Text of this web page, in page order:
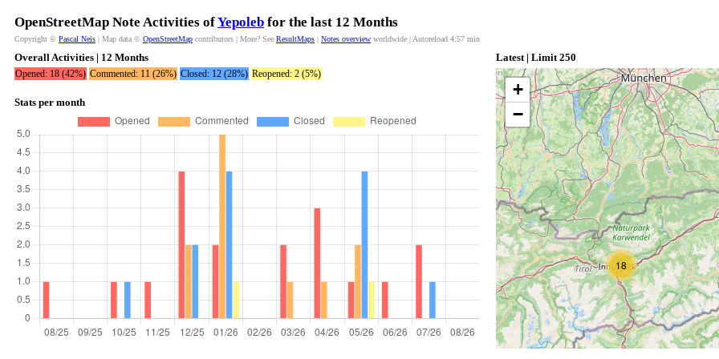
OpenStreetMap Note Activities ofYepoleb for the last 12 Months
Copyright © Pascal Neis | Map data © OpenStreetMap contributors | More? See ResultMaps | Notes overview worldwide | Autoreload 4:56 min
Overall Activities | 12 Months
Opened: 18 (42%) Commented: 11 (26%) Closed: 12 (28%) Reopened: 2 (5%)
Stats per month
Latest | Limit 250
18
+
−